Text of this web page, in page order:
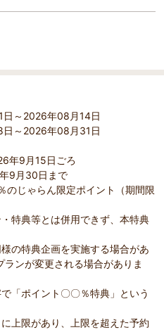
日～2026年08月14日
日～2026年08月31日
年9月15日ごろ
9月30日まで
のじゃらん限定ポイント（期間限
特典等とは併用できず、本特典
の特典企画を実施する場合があ
ンが変更される場合がありま
「ポイント〇〇％特典」という
上限があり、上限を超えた予約